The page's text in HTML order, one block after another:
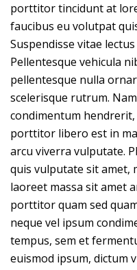
porttitor tincidunt at
faucibus eu volutpat
Suspendisse vitae
Pellentesque vehicula
pellentesque nulla
scelerisque rutrum.
condimentum
porttitor libero est in
arcu viverra vulputate.
quis vulputate sit amet,
laoreet massa sit amet
porttitor quam sed
neque vel ipsum
tempus, sem et
euismod ipsum, dictum